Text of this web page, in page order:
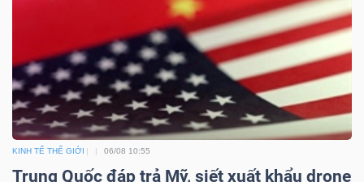
KINH TẾ THẾ GIỚI 06/08 10:55
Trung Quốc đáp trả Mỹ, siết xuất khẩu drone